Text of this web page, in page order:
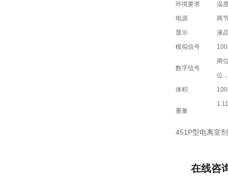
环境要求
温
电源
两
显示
液
模拟信号
数字信号
两
位
体积
重量
451P型电离室
在线咨